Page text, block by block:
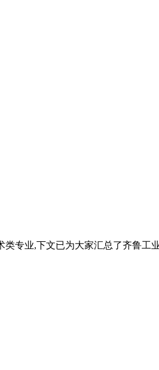
专业,下文已为大家汇总了齐鲁工